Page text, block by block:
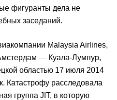
фигуранты дела не
заседаний.
Malaysia Airlines,
— Куала-Лумпур,
областью 17 июля 2014
Катастрофу расследовала
группа JIT, в которую